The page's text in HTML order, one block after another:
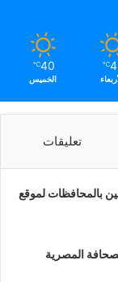
℃
40
℃
الخميس
تعليقات
بالمحافظات لموقع
المصرية